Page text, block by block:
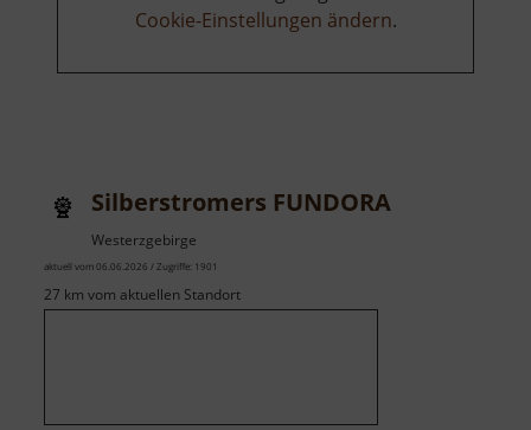
Cookie-Einstellungen ändern.
Silberstromers FUNDORA
Westerzgebirge
aktuell vom 06.06.2026 / Zugriffe: 1901
27 km vom aktuellen Standort